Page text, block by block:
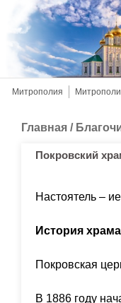
Митрополия
Главная /
Покровский
Настоятель –
История храма
Покровская
В 1886 году